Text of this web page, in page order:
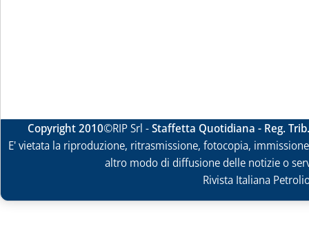
Copyright 2010©RIP Srl -Staffetta Quotidiana - Reg.
E' vietata la riproduzione, ritrasmissione, fotocopia,
altro modo di diffusione delle notizie o
Rivista Italiana